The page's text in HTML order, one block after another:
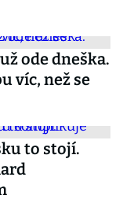
ode dneška.
víc, než se
to stojí.